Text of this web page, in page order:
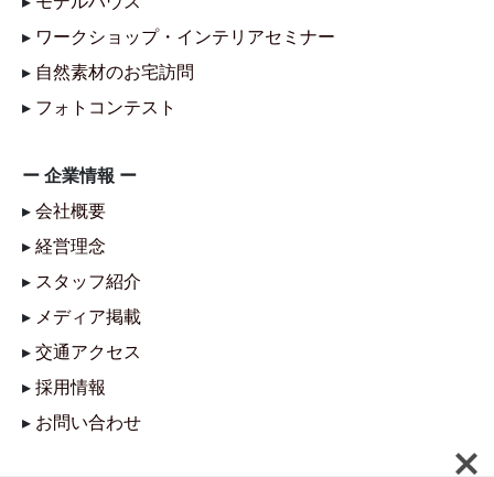
▸ ワークショップ・インテリアセミナー
▸ 自然素材のお宅訪問
▸ フォトコンテスト
ー 企業情報 ー
▸ 会社概要
▸ 経営理念
▸ スタッフ紹介
▸ メディア掲載
▸ 交通アクセス
▸ 採用情報
▸ お問い合わせ